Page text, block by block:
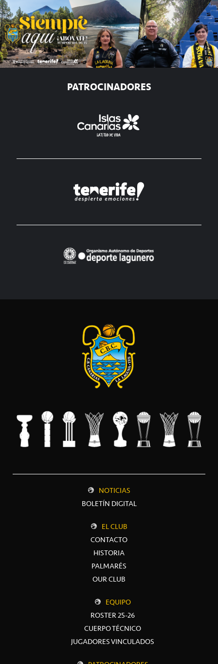
PATROCINADORES
NOTICIAS
BOLETÍN DIGITAL
EL CLUB
CONTACTO
HISTORIA
PALMARÉS
OUR CLUB
EQUIPO
ROSTER 25-26
CUERPO TÉCNICO
JUGADORES VINCULADOS